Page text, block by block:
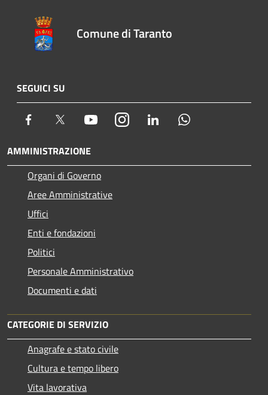
Comune di Taranto
SEGUICI SU
Facebook Twitter YoutubeInstagram LinkedIn
AMMINISTRAZIONE
Organi di Governo
Aree Amministrative
Uffici
Enti e fondazioni
Politici
Personale Amministrativo
Documenti e dati
CATEGORIE DI SERVIZIO
Anagrafe e stato civile
Cultura e tempo libero
Vita lavorativa